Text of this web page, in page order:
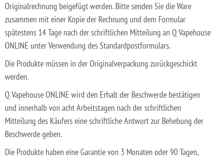
Originalrechnung beigefügt werden. Bitte senden Sie die Ware
zusammen mit einer Kopie der Rechnung und dem Formular
spätestens 14 Tage nach der schriftlichen Mitteilung an Q Vapehouse
ONLINE unter Verwendung des Standardpostformulars.
Die Produkte müssen in der Originalverpackung zurückgeschickt
werden.
Q Vapehouse ONLINE wird den Erhalt der Beschwerde bestätigen
und innerhalb von acht Arbeitstagen nach der schriftlichen
Mitteilung des Käufers eine schriftliche Antwort zur Behebung der
Beschwerde geben.
Die Produkte haben eine Garantie von 3 Monaten oder 90 Tagen,